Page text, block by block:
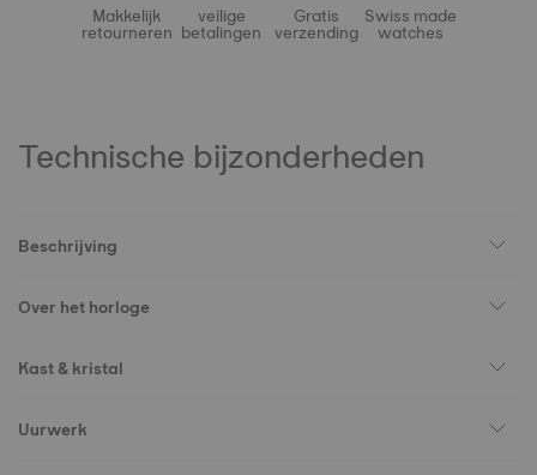
Makkelijk
retourneren
veilige
betalingen
Gratis
verzending
Swiss made
watches
Technische bijzonderheden
Beschrijving
Over het horloge
Kast & kristal
Uurwerk